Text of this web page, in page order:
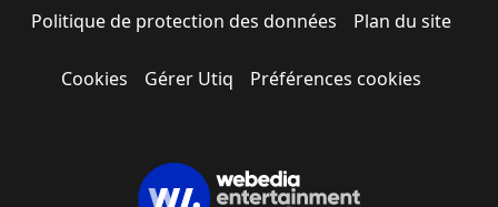
Politique de protection des données Plan du site
Cookies Gérer Utiq Préférences cookies